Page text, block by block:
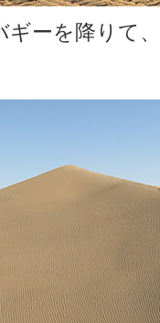
ギーを降りて